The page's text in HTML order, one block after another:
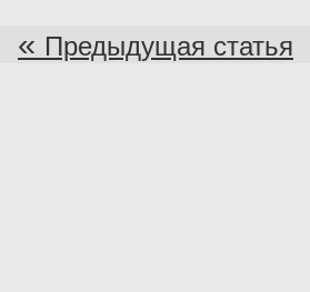
« Предыдущая статья